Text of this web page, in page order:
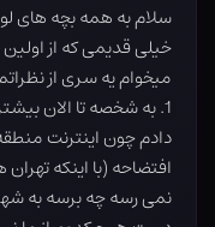
سلام به همه بچه های
خیلی قدیمی که از
میخوام یه سری از
1. به شخصه تا الان
دادم چون اینترنت
افتضاحه (با اینکه
نمی رسه چه برسه به